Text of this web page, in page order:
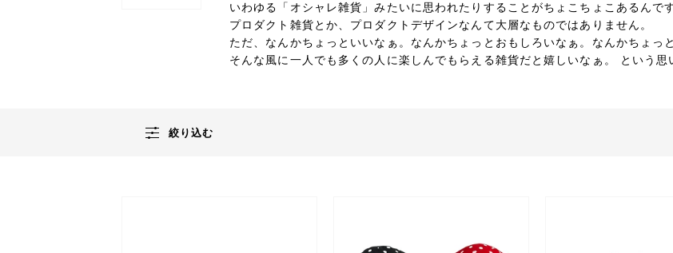
いわゆる「オシャレ雑貨」みたいに思われたりすることがちょこちょこあるんで
プロダクト雑貨とか、プロダクトデザインなんて大層なものではありません。
ただ、なんかちょっといいなぁ。なんかちょっとおもしろいなぁ。なんかちょっ
そんな風に一人でも多くの人に楽しんでもらえる雑貨だと嬉しいなぁ。 という思
絞り込む